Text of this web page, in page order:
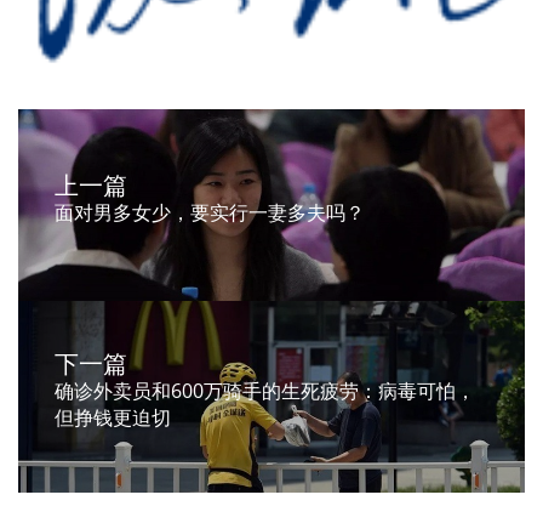
上一篇
面对男多女少，要实行一妻多夫吗？
下一篇
确诊外卖员和600万骑手的生死疲劳：病毒可怕，
但挣钱更迫切